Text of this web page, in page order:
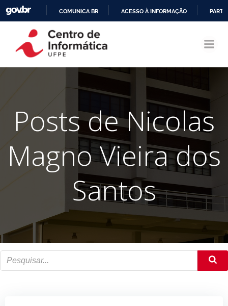
CONTEÚDO
COMUNICA BR ACESSO À INFORMAÇÃO
Posts deNicolas
Magno Vieira dos
Santos